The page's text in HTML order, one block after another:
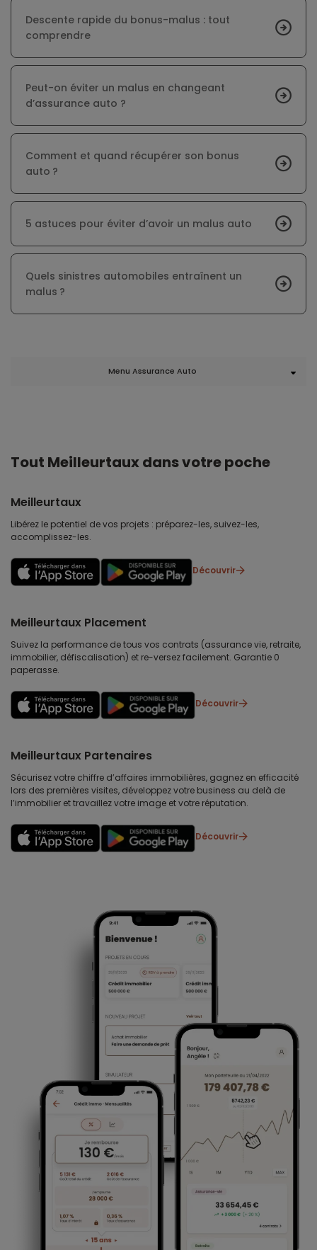
Descente rapide du bonus-malus : tout
comprendre
Peut-on éviter un malus en changeant
d’assurance auto ?
Comment et quand récupérer son bonus
auto ?
5 astuces pour éviter d’avoir un malus auto
Quels sinistres automobiles entraînent un
malus ?
Menu Assurance Auto
Tout Meilleurtaux dans votre poche
Meilleurtaux
Libérez le potentiel de vos projets : préparez-les, suivez-les,
accomplissez-les.
Découvrir
Meilleurtaux Placement
Suivez la performance de tous vos contrats (assurance vie, retraite,
immobilier, défiscalisation) et re-versez facilement. Garantie 0
paperasse.
Découvrir
Meilleurtaux Partenaires
Sécurisez votre chiffre d’affaires immobilières, gagnez en efficacité
lors des premières visites, développez votre business au delà de
l’immobilier et travaillez votre image et votre réputation.
Découvrir